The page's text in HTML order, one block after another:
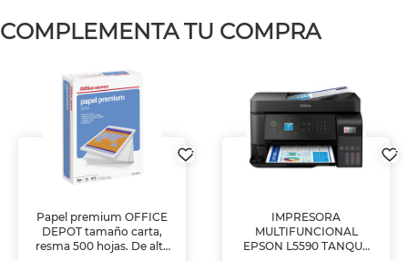
COMPLEMENTA TU COMPRA
Papel premium OFFICE
DEPOT tamaño carta,
resma 500 hojas. De alta
IMPRESORA
MULTIFUNCIONAL
EPSON L5590 TANQUE